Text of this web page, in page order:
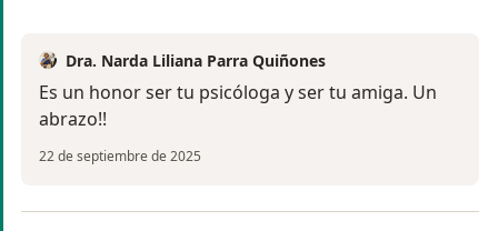
Dra. Narda Liliana Parra Quiñones
Es un honor ser tu psicóloga y ser tu amiga. Un
abrazo!!
22 de septiembre de 2025